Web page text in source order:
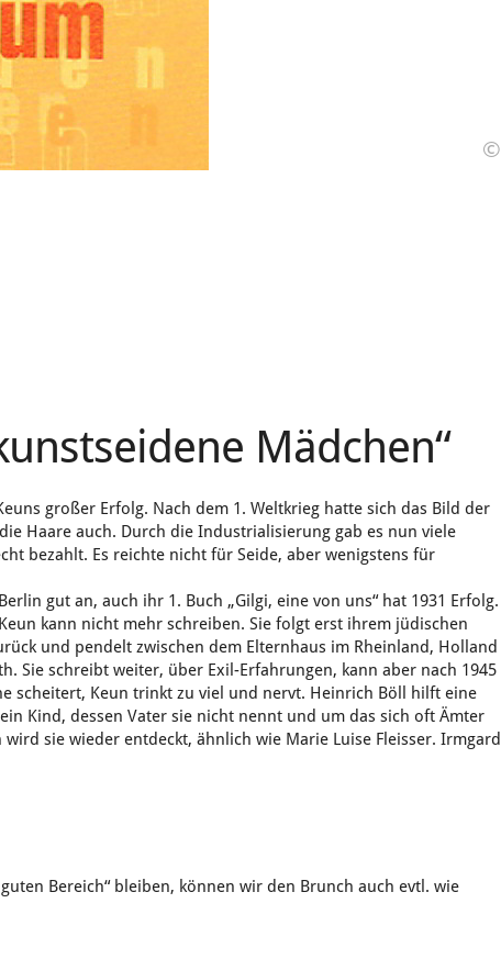
©
Mädchen“
großer Erfolg. Nach dem 1. Weltkrieg hatte sich das Bild der
Haare auch. Durch die Industrialisierung gab es nun viele
bezahlt. Es reichte nicht für Seide, aber wenigstens für
gut an, auch ihr 1. Buch „Gilgi, eine von uns“ hat 1931 Erfolg.
kann nicht mehr schreiben. Sie folgt erst ihrem jüdischen
und pendelt zwischen dem Elternhaus im Rheinland, Holland
Sie schreibt weiter, über Exil-Erfahrungen, kann aber nach 1945
scheitert, Keun trinkt zu viel und nervt. Heinrich Böll hilft eine
Kind, dessen Vater sie nicht nennt und um das sich oft Ämter
sie wieder entdeckt, ähnlich wie Marie Luise Fleisser. Irmgard
Bereich“ bleiben, können wir den Brunch auch evtl. wie